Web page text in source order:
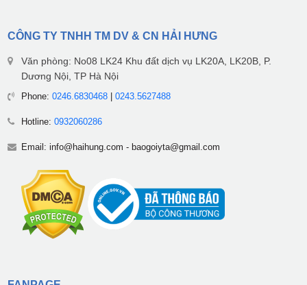
CÔNG TY TNHH TM DV & CN HẢI HƯNG
Văn phòng: No08 LK24 Khu đất dịch vụ LK20A, LK20B, P.
Dương Nội, TP Hà Nội
Phone: 0246.6830468| 0243.5627488
Hotline: 0932060286
Email: info@haihung.com - baogoiyta@gmail.com